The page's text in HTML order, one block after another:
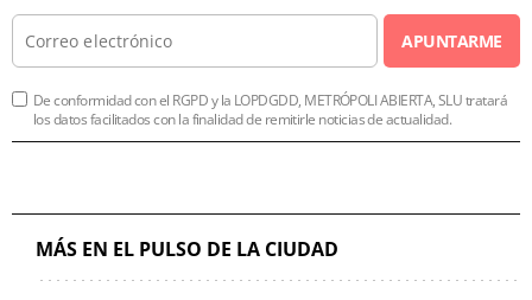
APUNTARME
De conformidad con el RGPD y la LOPDGDD, METRÓPOLI ABIERTA, SLU tratará
los datos facilitados con la finalidad de remitirle noticias de actualidad.
MÁS EN EL PULSO DE LA CIUDAD